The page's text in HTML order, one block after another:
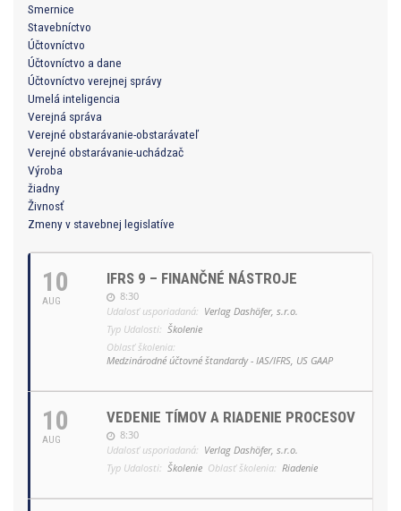
Smernice
Stavebníctvo
Účtovníctvo
Účtovníctvo a dane
Účtovníctvo verejnej správy
Umelá inteligencia
Verejná správa
Verejné obstarávanie-obstarávateľ
Verejné obstarávanie-uchádzač
Výroba
žiadny
Živnosť
Zmeny v stavebnej legislatíve
10
AUG
IFRS 9 – FINANČNÉ NÁSTROJE
8:30
Udalosť usporiadaná: Verlag Dashöfer, s.r.o.
Typ Udalosti: Školenie
Oblasť školenia:
Medzinárodné účtovné štandardy - IAS/IFRS, US GAAP
10
AUG
VEDENIE TÍMOV A RIADENIE PROCESOV
8:30
Udalosť usporiadaná: Verlag Dashöfer, s.r.o.
Typ Udalosti: Školenie Oblasť školenia: Riadenie